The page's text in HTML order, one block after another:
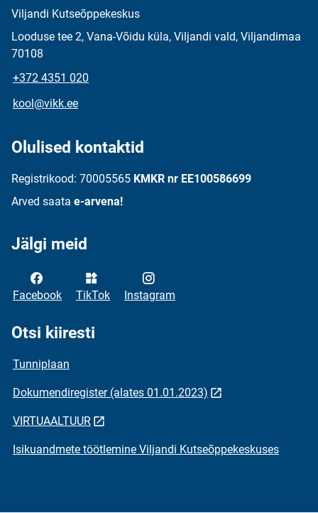
Viljandi Kutseõppekeskus
Looduse tee 2, Vana-Võidu küla, Viljandi vald, Viljandimaa
70108
+372 4351 020
kool@vikk.ee
Olulised kontaktid
Registrikood: 70005565 KMKR nr EE100586699
Arved saata e-arvena!
Jälgi meid
Facebook TikTok Instagram
Otsi kiiresti
Tunniplaan
Dokumendiregister (alates 01.01.2023)
VIRTUAALTUUR
Isikuandmete töötlemine Viljandi Kutseõppekeskuses